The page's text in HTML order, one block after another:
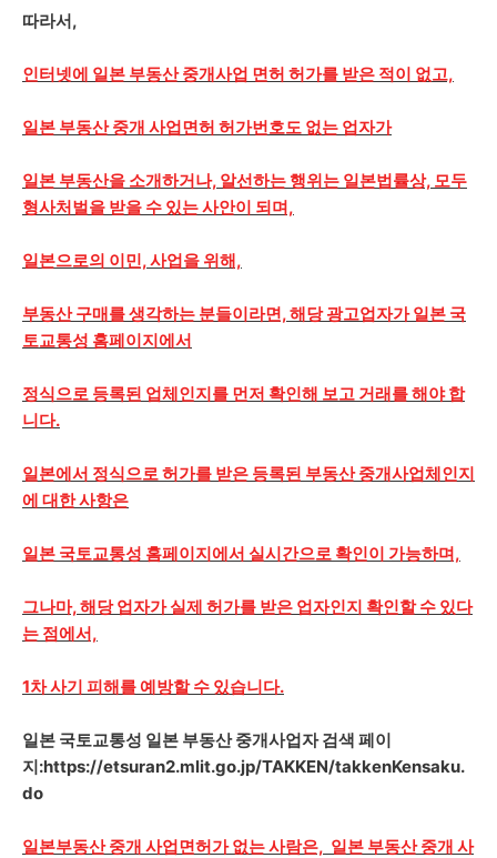
따라서,
인터넷에 일본 부동산 중개사업 면허 허가를 받은 적이 없고,
일본 부동산 중개 사업면허 허가번호도 없는 업자가
일본 부동산을 소개하거나, 알선하는 행위는 일본법률상, 모두
형사처벌을 받을 수 있는 사안이 되며,
일본으로의 이민, 사업을 위해,
부동산 구매를 생각하는 분들이라면, 해당 광고업자가 일본 국
토교통성 홈페이지에서
정식으로 등록된 업체인지를 먼저 확인해 보고 거래를 해야 합
니다.
일본에서 정식으로 허가를 받은 등록된 부동산 중개사업체인지
에 대한 사항은
일본 국토교통성 홈페이지에서 실시간으로 확인이 가능하며,
그나마, 해당 업자가 실제 허가를 받은 업자인지 확인할 수 있다
는 점에서,
1차 사기 피해를 예방할 수 있습니다.
일본 국토교통성 일본 부동산 중개사업자 검색 페이
지:https://etsuran2.mlit.go.jp/TAKKEN/takkenKensaku.
do
일본부동산 중개 사업면허가 없는 사람은, 일본 부동산 중개 사